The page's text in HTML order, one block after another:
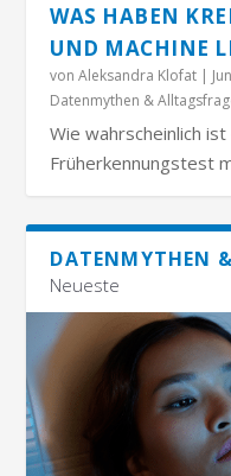
WAS HABEN
UND MACHINE
vonAleksandra Klofat |
Datenmythen &
Wie wahrscheinlich
Früherkennungstest
DATENMYTHEN
Neueste